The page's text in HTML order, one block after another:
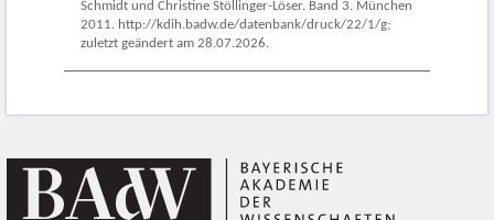
Schmidt und Christine Stöllinger-Löser. Band 3. München
2011. http://kdih.badw.de/datenbank/druck/22/1/g;
zuletzt geändert am 28.07.2026.